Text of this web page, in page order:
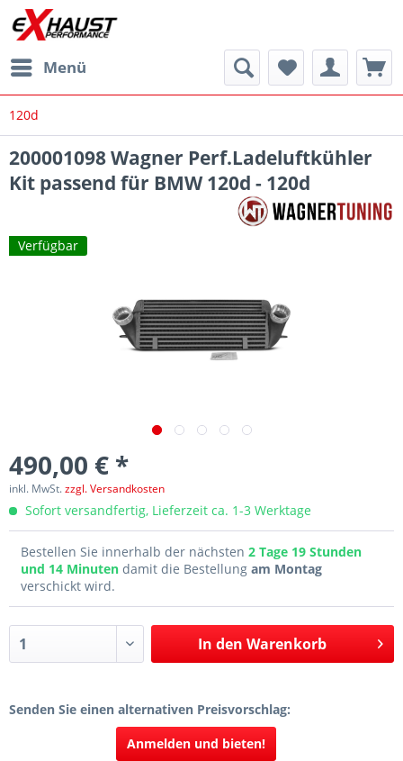
Menü
120d
200001098 Wagner Perf.Ladeluftkühler
Kit passend für BMW 120d - 120d
Verfügbar
490,00 € *
inkl. MwSt.zzgl. Versandkosten
Sofort versandfertig, Lieferzeit ca. 1-3 Werktage
Bestellen Sie innerhalb der nächsten 2 Tage 19 Stunden
und 14 Minuten damit die Bestellung am Montag
verschickt wird.
In den Warenkorb
Senden Sie einen alternativen Preisvorschlag:
Anmelden und bieten!